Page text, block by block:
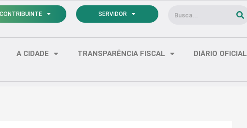
CONTRIBUINTE SERVIDOR Pesquisar
A CIDADE TRANSPARÊNCIA FISCAL DIÁRIO OFICIAL